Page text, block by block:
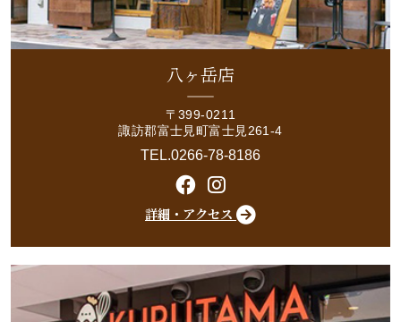
八ヶ岳店
〒399-0211
諏訪郡富士見町富士見261-4
TEL.0266-78-8186
詳細・アクセス